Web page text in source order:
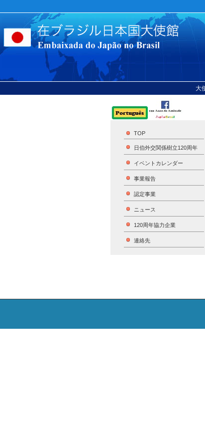
大使
TOP
日伯外交関係樹立120周年
イベントカレンダー
事業報告
認定事業
ニュース
120周年協力企業
連絡先